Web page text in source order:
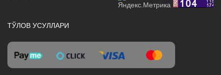
ТЎЛОВ УСУЛЛАРИ